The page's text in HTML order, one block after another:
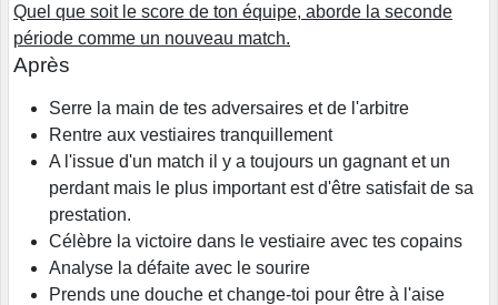
Quel que soit le score de ton équipe, aborde la seconde
période comme un nouveau match.
Après
Serre la main de tes adversaires et de l'arbitre
Rentre aux vestiaires tranquillement
A l'issue d'un match il y a toujours un gagnant et un
perdant mais le plus important est d'être satisfait de sa
prestation.
Célèbre la victoire dans le vestiaire avec tes copains
Analyse la défaite avec le sourire
Prends une douche et change-toi pour être à l'aise